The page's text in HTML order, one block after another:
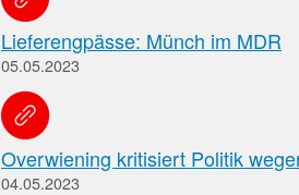
Lieferengpässe: Münch im MDR
05.05.2023
Overwiening kritisiert Politik
04.05.2023